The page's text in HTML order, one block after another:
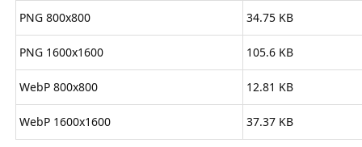
PNG 800x800 34.75 KB
PNG 1600x1600 105.6 KB
WebP 800x800 12.81 KB
WebP 1600x1600 37.37 KB